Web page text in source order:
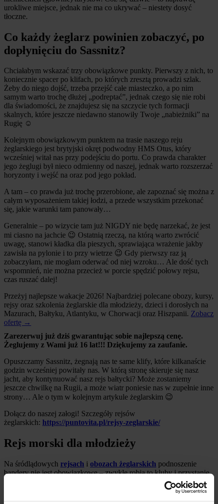
urokliwe miejsce, jednak nie ma co ukrywać – niestety dosyć
tłoczne.
Co każdy żeglarz powinien zobaczyć, po
dopłynięciu do Sassnitz?
Chciałabym wskazać trzy obowiązkowe punkty. Pierwszy z nich, to
koniecznie spacer po klifach, po których zresztą prowadzi szlak.
Żeby do niego dojść, trzeba przejść całe miasteczko, a po nim
samym warto trochę dłużej „podreptać”, jednak czego się nie robi
dla świadomości, że znajdujesz się na szczycie tych formacji
skalnych, które jeszcze niedawno stanowiły Twoje „nabieżniki” na
Rugię ☺
Kolejnym obowiązkowym punktem na trasie naszego reju
żeglarskiego jest brytyjski okręt podwodny HMS Otus, który
wcześniej witał nas przy podejściu do portu. Co prawda charakter
jego żeglugi był nieco odmienny od naszej, jednak warto rozszerzać
horyzonty i wejść na oraz pod jego pokład.
A tam – co prawda już trochę przerobione, ale zapoznać się można z
całym wyposażeniem takiej łodzi, a przede wszystkim przekonać
się, jakie warunki tam panowały…
Generalnie – po wizycie tam już NIGDY nie będę narzekać, że jest
mi ciasno na jachcie 😉 Ostatnią rzeczą, na którą warto zwrócić
uwagę, stanowi kładka dla pieszych, sprawiająca wrażenie jakby
zawisła na pylonie i to przy wietrze 😉 Gdy pierwszy raz ją
zobaczyłam, nie mogłam oderwać od niej wzroku… Ale dość tych
wspomnień, nie można przecież w porcie spędzić połowy rejsu,
czas ruszać dalej!
Przeżyj najlepsze wakacje 2026! Najbardziej polecane obozy, kursy,
rejsy oraz szkolenia żeglarskie dla młodzieży, dzieci i dorosłych na
Mazurach, Bałtyku, Atlantyku, w Chorwacji oraz Hiszpanii. Zobacz
ofertę →
Zarezerwuj już dziś gwarantując sobie najlepszą cenę.
Żeglujemy z Wami już 16 lat!!! Dziękujemy za zaufanie.
Opuszczamy Sassnitz, żegnają nas te same klify, które kilkanaście
godzin wcześniej powitały nas. W którą stronę skieruje się nasz
jacht, aby kontynuować nasz rejs bałtycki? Może zostaniemy
jeszcze chwilkę na Rugii, a może wiatr poniesie nas w zupełnie inne
strony… Ale o tym w kolejnym artykule żeglarskim 😉
Dołącz do naszej załogi! Szczegóły rejsów
żeglarskich: https://puntovita.pl/rejsy-zeglarskie/
Rejs morski dla młodzieży
Na śródlądowych rejsach i obozach żeglarskich podnoszenie
bandery nie jest obowiązkowe – zwykle robią to kluby i przystanie
na początek sezonu żeglarskiego. Natomiast bandera pozostaje
niezbędna na rejsach morskich – zawsze podnosimy ją na